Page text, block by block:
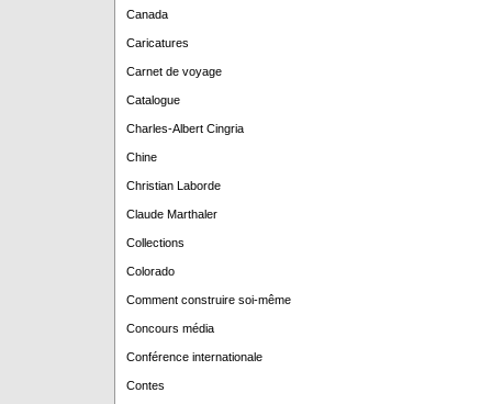
Canada
Caricatures
Carnet de voyage
Catalogue
Charles-Albert Cingria
Chine
Christian Laborde
Claude Marthaler
Collections
Colorado
Comment construire soi-même
Concours média
Conférence internationale
Contes